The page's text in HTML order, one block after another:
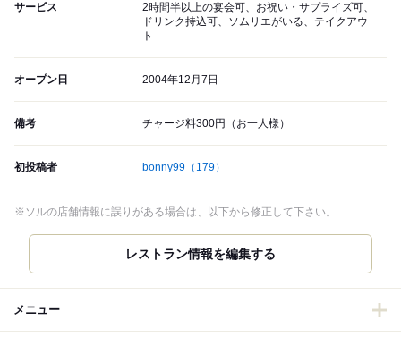
サービス
2時間半以上の宴会可、お祝い・サプライズ可、
ドリンク持込可、ソムリエがいる、テイクアウ
ト
オープン日 2004年12月7日
備考 チャージ料300円（お一人様）
初投稿者 bonny99 （179）
※ソルの店舗情報に誤りがある場合は、以下から修正して下さい。
レストラン情報を編集する
メニュー